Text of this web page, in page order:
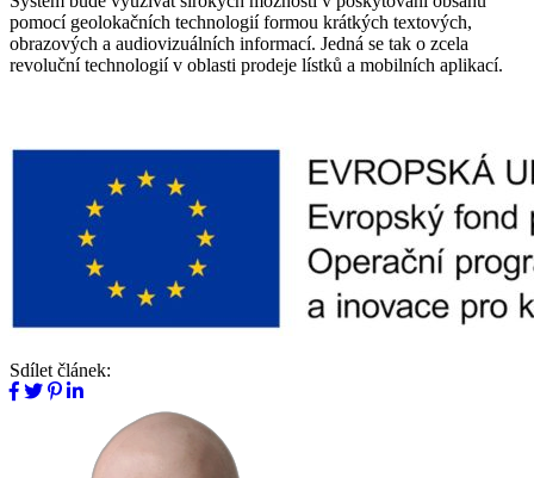
pomocí geolokačních technologií formou krátkých textových,
obrazových a audiovizuálních informací. Jedná se tak o zcela
revoluční technologií v oblasti prodeje lístků a mobilních aplikací.
Sdílet článek: